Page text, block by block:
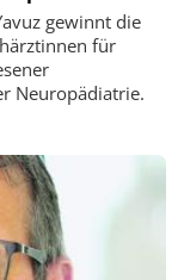
gewinnt die
für
Neuropädiatrie.